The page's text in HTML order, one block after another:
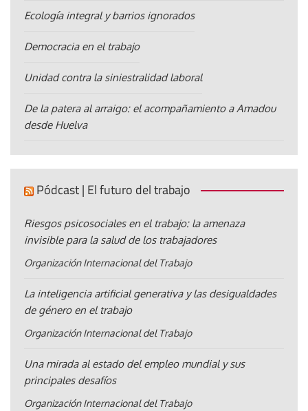
Ecología integral y barrios ignorados
Democracia en el trabajo
Unidad contra la siniestralidad laboral
De la patera al arraigo: el acompañamiento a Amadou
desde Huelva
Pódcast | El futuro del trabajo
Riesgos psicosociales en el trabajo: la amenaza
invisible para la salud de los trabajadores
Organización Internacional del Trabajo
La inteligencia artificial generativa y las desigualdades
de género en el trabajo
Organización Internacional del Trabajo
Una mirada al estado del empleo mundial y sus
principales desafíos
Organización Internacional del Trabajo